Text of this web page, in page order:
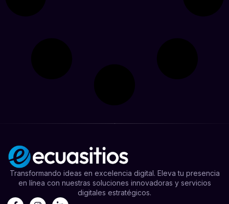
Transformando ideas en excelencia digital. Eleva tu presencia
en línea con nuestras soluciones innovadoras y servicios
digitales estratégicos.